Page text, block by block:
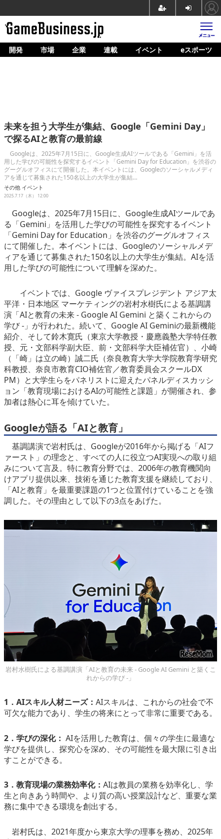
ホーム
企業動向
人材育成
産業政策
連載
イベント/セミナー
eスポーツ
開発 市場 企業 連載 イベント eスポーツ
未来を担う大学生が集結、Google「Gemini Day」
で探るAIと教育の最前線
Googleは、2025年7月15日に、Google生成AIツールである「Gemini」を活
用した学びの可能性を探究するイベント「Gemini Day for Education」を渋谷の
グーグルオフィスにて開催した。本イベントには、Googleのソーシャルメディ
アを通じて募集された150名以上の大学生が集結…
その他 イベント
2025.7.17（木） 12:00
Googleは、2025年7月15日に、Google生成AIツールであ
る「Gemini」を活用した学びの可能性を探究するイベント
「Gemini Day for Education」を渋谷のグーグルオフィス
にて開催した。本イベントには、Googleのソーシャルメデ
ィアを通じて募集された150名以上の大学生が集結。AIを活
用した学びの可能性について理解を深めた。
イベントでは、Google ヴァイスプレジデント アジア太
平洋・日本地区 マーケティングの岩村水樹氏による基調講
演「AIと教育の未来 - Google AI Gemini と築くこれからの
学び -」が行われた。続いて、Google AI Geminiの最新機能
紹介、そして鈴木寛氏（東京大学教授・慶應義塾大学特任教
授、元・文部科学副大臣、前・文部科学大臣補佐官）、小崎
（「崎」は立の崎） 誠二氏（奈良教育大学大学院教育学研究
科教授、奈良市教育CIO補佐官／教育委員会スクールDX
PM）と大学生らをパネリストに迎えたパネルディスカッシ
ョン「教育現場におけるAIの可能性と課題」が開催され、参
加者は熱心に耳を傾けていた。
Googleが語る「AIと教育」
基調講演で岩村氏は、Googleが2016年から掲げる「AIフ
ァースト」の理念と、すべての人に役立つAI実現への取り組
みについて言及。特に教育分野では、2006年の教育機関向
けアプリ提供以来、技術を通じた教育支援を継続しており、
「AIと教育」を最重要課題の1つと位置付けていることを強
調した。その理由として以下の3点をあげた。
岩村水樹氏による基調講演「AIと教育の未来 - Google AI Gemini と築くこ
れからの学び -」
1．AIスキル人材ニーズ： AIスキルは、これからの社会で不
可欠な能力であり、学生の将来にとって非常に重要である。
2．学びの深化： AIを活用した教育は、個々の学生に最適な
学びを提供し、探究心を深め、その可能性を最大限に引き出
すことができる。
3．教育現場の業務効率化： AIは教員の業務を効率化し、学
生と向きあう時間や、より質の高い授業設計など、重要な業
務に集中できる環境を創出する。
岩村氏は、2021年度から東京大学の理事を務め、2025年